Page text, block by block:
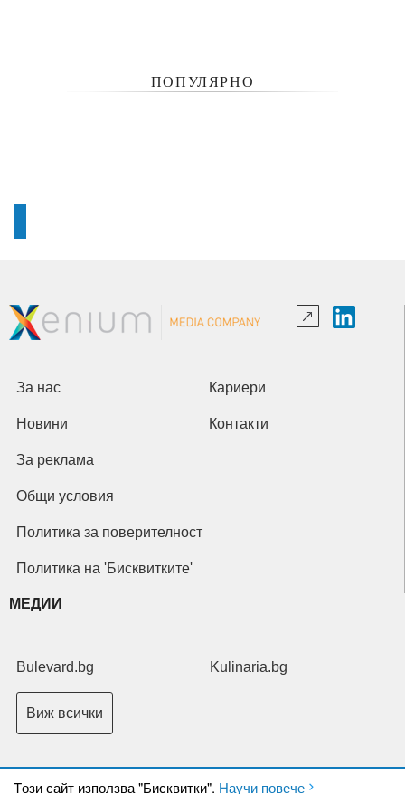
ПОПУЛЯРНО
Tози сайт използва "Бисквитки". Научи повече
За нас Кариери
Новини Контакти
За реклама
Общи условия
Политика за поверителност
Политика на 'Бисквитките'
МЕДИИ
Bulevard.bg Kulinaria.bg
Виж всички